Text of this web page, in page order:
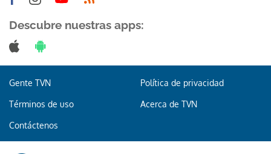
Descubre nuestras apps:
Gente TVN Política de privacidad
Términos de uso Acerca de TVN
Contáctenos